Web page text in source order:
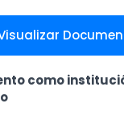
como